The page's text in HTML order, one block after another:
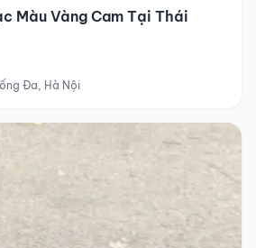
Màu Vàng Cam Tại Thái
Đa, Hà Nội